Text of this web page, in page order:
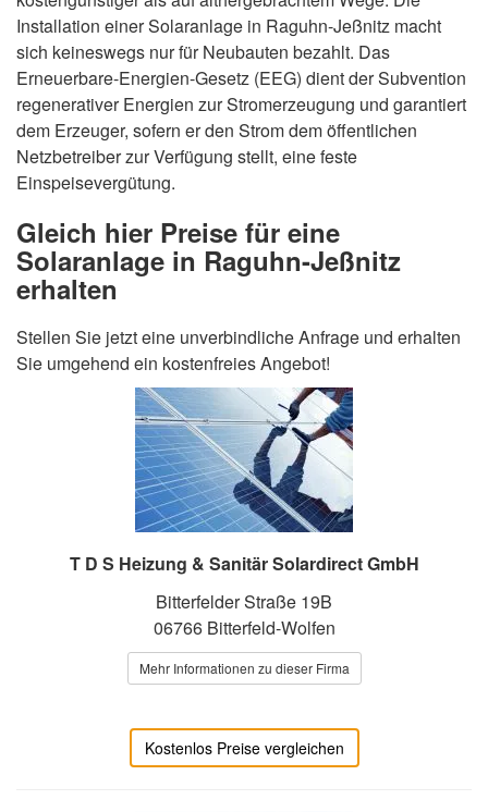
Installation einer Solaranlage in Raguhn-Jeßnitz macht
sich keineswegs nur für Neubauten bezahlt. Das
Erneuerbare-Energien-Gesetz (EEG) dient der Subvention
regenerativer Energien zur Stromerzeugung und garantiert
dem Erzeuger, sofern er den Strom dem öffentlichen
Netzbetreiber zur Verfügung stellt, eine feste
Einspeisevergütung.
Gleich hier Preise für eine
Solaranlage in Raguhn-Jeßnitz
erhalten
Stellen Sie jetzt eine unverbindliche Anfrage und erhalten
Sie umgehend ein kostenfreies Angebot!
T D S Heizung & Sanitär Solardirect GmbH
Bitterfelder Straße 19B
06766 Bitterfeld-Wolfen
Mehr Informationen zu dieser Firma
Kostenlos Preise vergleichen